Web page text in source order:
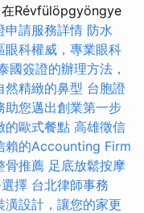
在Révfülöpgyöngye
申請服務詳情 防水
眼科權威，專業眼科
國簽證的辦理方法，
然精緻的鼻型 台胞證
助您邁出創業第一步
的歐式餐點 高雄徵信
賴的Accounting Firm
骨推薦 足底放鬆按摩
擇 台北律師事務
潢設計，讓您的家更